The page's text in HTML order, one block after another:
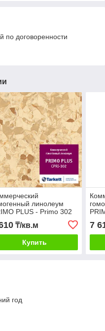
по договоренности
линолеум
PLUS - Primo 302
₸/кв.м
Купить
7
год